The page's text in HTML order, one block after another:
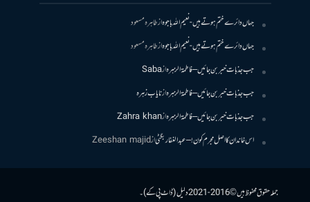
جہاں دائرے ختم ہوتے ہیں- نعیم اللہ باجوہازطاہرہ مسعود
جہاں دائرے ختم ہوتے ہیں- نعیم اللہ باجوہازطاہرہ مسعود
جب جذبات خبر بن جائیں – فاطمۃالزہرہازSaba
جب جذبات خبر بن جائیں – فاطمۃالزہرہازنایاب زہرہ
جب جذبات خبر بن جائیں – فاطمۃالزہرہازZahra khan
اس خاندان کا اصل مجرم کون! – عبدالغفار بگٹیازZeeshan majid
جملہ حقوق محفوظ ہیں © 2016-2021 دلیل (ڈاٹ پی کے)۔